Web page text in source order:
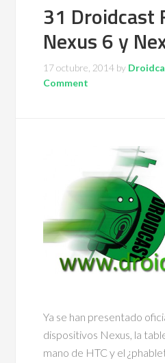
31 Droidcast
Nexus 6 y
17 octubre, 2014 by
Comment
Ya se han presentado
dispositivos Nexus, la
mano de HTC y el